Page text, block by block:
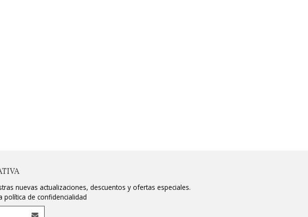
nuevas actualizaciones, descuentos y ofertas especiales.
política de confidencialidad